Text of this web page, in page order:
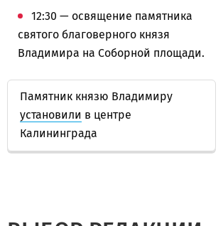
12:30 — освящение памятника
святого благоверного князя
Владимира на Соборной площади.
Памятник князю Владимиру
установили в центре
Калининграда